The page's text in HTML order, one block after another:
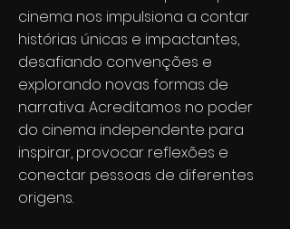
cinema nos impulsiona a contar
histórias únicas e impactantes,
desafiando convenções e
explorando novas formas de
narrativa. Acreditamos no poder
do cinema independente para
inspirar, provocar reflexões e
conectar pessoas de diferentes
origens.